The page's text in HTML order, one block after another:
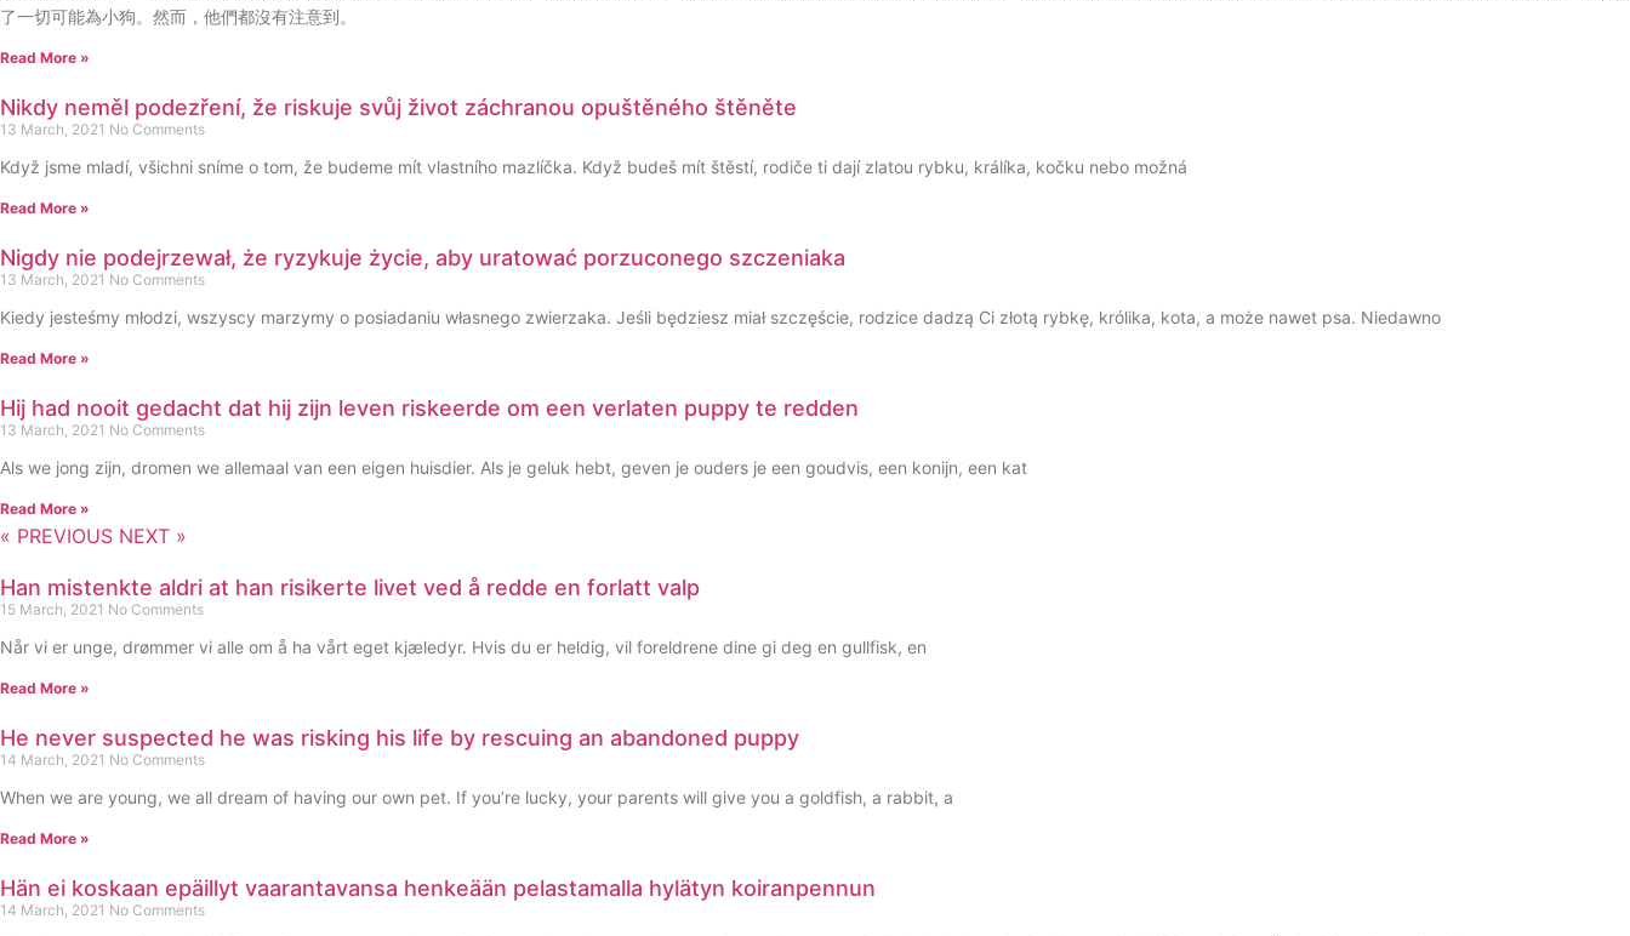
了一切可能為小狗。然而，他們都沒有注意到。
Read More »
Nikdy neměl podezření, že riskuje svůj život záchranou opuštěného štěněte
13 March, 2021 No Comments
Když jsme mladí, všichni sníme o tom, že budeme mít vlastního mazlíčka. Když budeš mít štěstí, rodiče ti dají zlatou rybku, králíka, kočku nebo možná
Read More »
Nigdy nie podejrzewał, że ryzykuje życie, aby uratować porzuconego szczeniaka
13 March, 2021 No Comments
Kiedy jesteśmy młodzi, wszyscy marzymy o posiadaniu własnego zwierzaka. Jeśli będziesz miał szczęście, rodzice dadzą Ci złotą rybkę, królika, kota, a może nawet psa. Niedawno
Read More »
Hij had nooit gedacht dat hij zijn leven riskeerde om een verlaten puppy te redden
13 March, 2021 No Comments
Als we jong zijn, dromen we allemaal van een eigen huisdier. Als je geluk hebt, geven je ouders je een goudvis, een konijn, een kat
Read More »
« PREVIOUS NEXT »
Han mistenkte aldri at han risikerte livet ved å redde en forlatt valp
15 March, 2021 No Comments
Når vi er unge, drømmer vi alle om å ha vårt eget kjæledyr. Hvis du er heldig, vil foreldrene dine gi deg en gullfisk, en
Read More »
He never suspected he was risking his life by rescuing an abandoned puppy
14 March, 2021 No Comments
When we are young, we all dream of having our own pet. If you’re lucky, your parents will give you a goldfish, a rabbit, a
Read More »
Hän ei koskaan epäillyt vaarantavansa henkeään pelastamalla hylätyn koiranpennun
14 March, 2021 No Comments